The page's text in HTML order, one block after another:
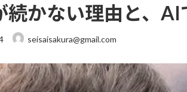
続かない理由と、
seisaisakura@gmail.com